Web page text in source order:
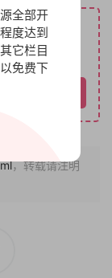
，转载请注明
全部开
度达到
它栏目
免费下